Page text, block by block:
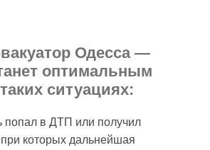
Одесса —
оптимальным
ситуациях:
попал в ДТП или получил
которых дальнейшая